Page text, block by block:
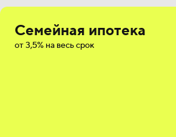
Семейная ипотека
от 3,5% на весь срок